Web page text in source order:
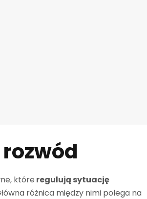
które regulują sytuację
różnica między nimi polega na